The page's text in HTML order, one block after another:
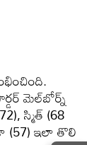
మెల్‌బోర్న్‌
స్మిత్‌ (68
(57) ఇలా తొలి